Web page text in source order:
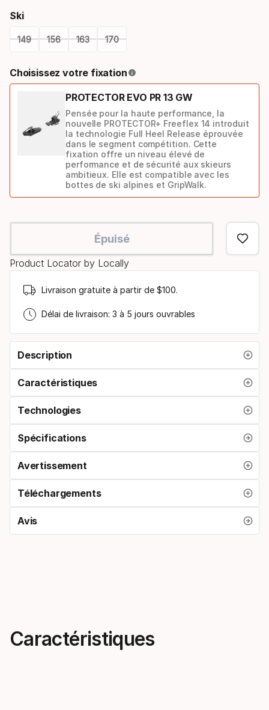
Ski
149 156 163 170
select
Choisissez votre fixation
PROTECTOR EVO PR 13 GW
Pensée pour la haute performance, la
nouvelle PROTECTOR+ Freeflex 14 introduit
la technologie Full Heel Release éprouvée
dans le segment compétition. Cette
fixation offre un niveau élevé de
performance et de sécurité aux skieurs
ambitieux. Elle est compatible avec les
bottes de ski alpines et GripWalk.
de
Épuisé
Product Locator by Locally
Livraison gratuite à partir de $100.
Délai de livraison: 3 à 5 jours ouvrables
Description
Caractéristiques
Technologies
Spécifications
Avertissement
Téléchargements
Avis
Caractéristiques